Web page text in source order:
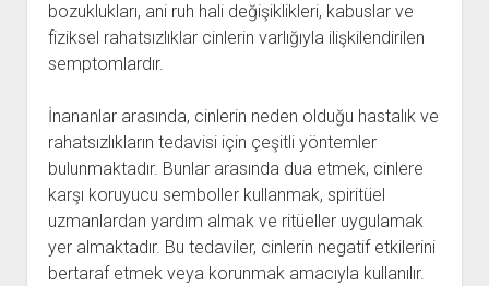
bozuklukları, ani ruh hali değişiklikleri, kabuslar ve
fiziksel rahatsızlıklar cinlerin varlığıyla ilişkilendirilen
semptomlardır.
İnananlar arasında, cinlerin neden olduğu hastalık ve
rahatsızlıkların tedavisi için çeşitli yöntemler
bulunmaktadır. Bunlar arasında dua etmek, cinlere
karşı koruyucu semboller kullanmak, spiritüel
uzmanlardan yardım almak ve ritüeller uygulamak
yer almaktadır. Bu tedaviler, cinlerin negatif etkilerini
bertaraf etmek veya korunmak amacıyla kullanılır.